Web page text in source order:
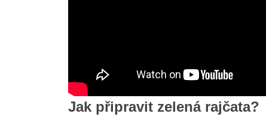
Jak připravit zelená rajčata?